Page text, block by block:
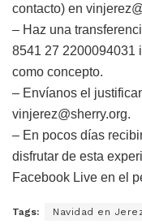
contacto) en
– Haz una
8541 27 2200094031
como concepto.
– Envíanos el
vinjerez@sherry.org.
– En pocos días
disfrutar de esta
Facebook Live en el
Tags: Navidad en